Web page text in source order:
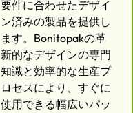
要件に合わせたデザイ
ン済みの製品を提供し
ます。Bonitopakの革
新的なデザインの専門
知識と効率的な生産プ
ロセスにより、すぐに
使用できる幅広いパッ